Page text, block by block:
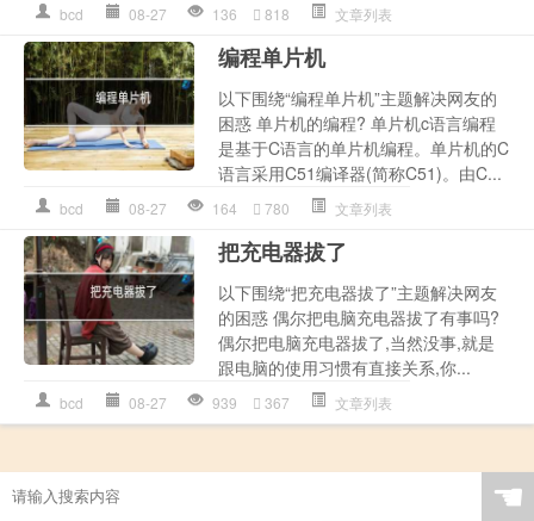
bcd 08-27 136 818 文章列表
编程单片机
以下围绕“编程单片机”主题解决网友的
困惑 单片机的编程? 单片机c语言编程
是基于C语言的单片机编程。单片机的C
语言采用C51编译器(简称C51)。由C...
bcd 08-27 164 780 文章列表
把充电器拔了
以下围绕“把充电器拔了”主题解决网友
的困惑 偶尔把电脑充电器拔了有事吗?
偶尔把电脑充电器拔了,当然没事,就是
跟电脑的使用习惯有直接关系,你...
bcd 08-27 939 367 文章列表
☚